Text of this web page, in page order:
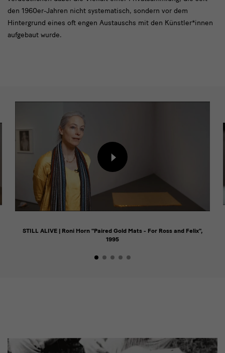
den 1960er-Jahren nicht systematisch, sondern vor dem
Hintergrund eines oft engen Austauschs mit den Künstler*innen
aufgebaut wurde.
slider
Inhalt
von
externem
Anbieter
laden
STILL ALIVE | Roni Horn "Paired Gold Mats - For Ross and Felix",
1995